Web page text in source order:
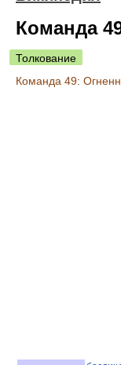
Команда
Толкование
Команда 49: